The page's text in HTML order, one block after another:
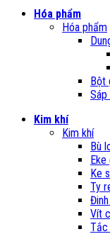
Hóa phẩm
Hóa phẩm
Bột
Kim khí
Kim khí
Bù
Eke
Ke
Ty
Vít
Tắc